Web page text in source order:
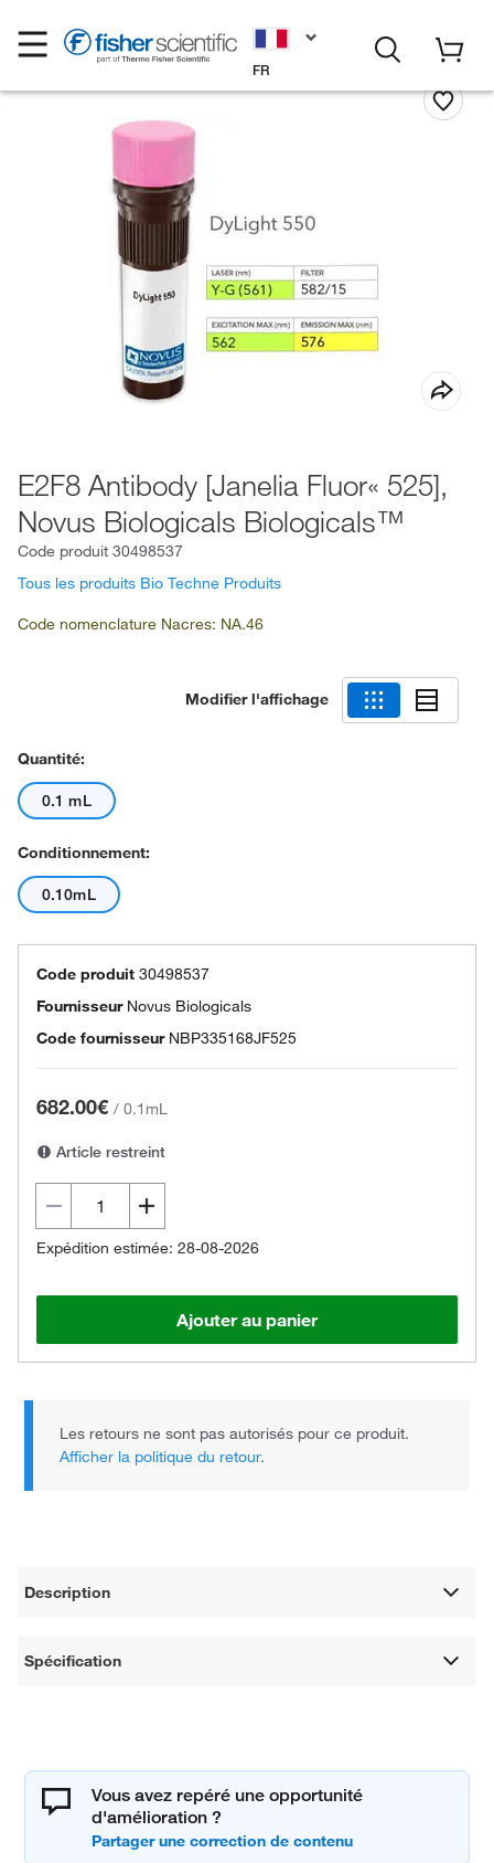
FR
E2F8 Antibody [Janelia Fluor« 525],
Novus Biologicals Biologicals™
Code produit 30498537
Tous les produits Bio Techne Produits
Code nomenclature Nacres: NA.46
Modifier l'affichage
Quantité:
0.1 mL
Conditionnement:
0.10mL
Code produit 30498537
Fournisseur Novus Biologicals
Code fournisseur NBP335168JF525
682.00€ / 0.1mL
Article restreint
Expédition estimée: 28-08-2026
Ajouter au panier
Les retours ne sont pas autorisés pour ce produit.
Afficher la politique du retour.
Description
Spécification
Vous avez repéré une opportunité
d'amélioration ?